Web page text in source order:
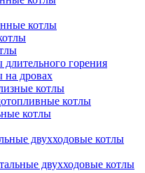
котлы
горения
дровах
котлы
котлы
котлы
двухходовые котлы
двухходовые котлы